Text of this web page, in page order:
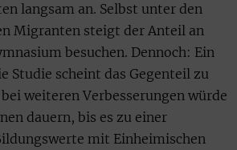
langsam an. Selbst unter den
Migranten steigt der Anteil an
besuchen. Dennoch: Ein
Studie scheint das Gegenteil zu
weiteren Verbesserungen würde
dauern, bis es zu einer
mit Einheimischen